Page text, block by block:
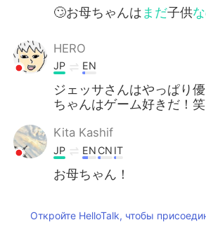
🙄お母ちゃんはまだ子供
HERO
JP EN
ジェッサさんはやっぱり
ちゃんはゲーム好きだ！笑
Kita Kashif
JP EN CN IT
お母ちゃん！
Откройте HelloTalk, чтобы